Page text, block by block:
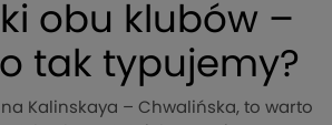
obu klubów –
tak typujemy?
na Kalinskaya – Chwalińska, to warto